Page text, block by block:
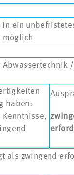
in ein
haben:
als zwingend